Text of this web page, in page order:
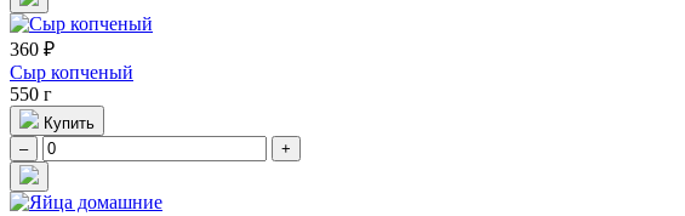
360 ₽
Сыр копченый
550 г
Купить
–
+